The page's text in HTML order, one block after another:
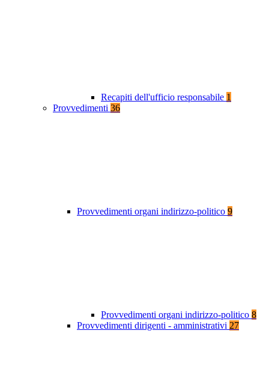
Recapiti dell'ufficio responsabile 1
Provvedimenti 36
Provvedimenti organi indirizzo-politico 9
Provvedimenti organi indirizzo-politico 8
Provvedimenti dirigenti - amministrativi 27